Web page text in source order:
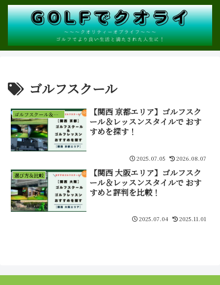
ゴルフスクール
ゴルフスクール＆インドアゴルフ
【関西 京都エリア】ゴルフスク
ール＆レッスンスタイルで おす
すめを探す！
2025.07.05 2026.08.07
選び方＆比較
【関西 大阪エリア】ゴルフスク
ール＆レッスンスタイルで おす
すめと評判を比較！
2025.07.04 2025.11.01